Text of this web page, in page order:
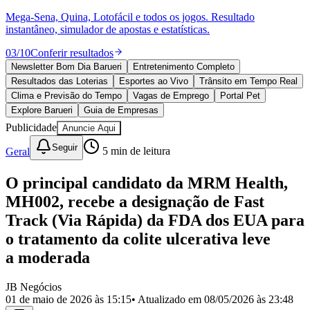
Política
Esportes
Saúde
Segurança
Cultura
Meio Ambiente
Obras
Educação
Bairros de Barueri
Selecione sua regiãoPara notícias da sua região
AldeiaAldeia da SerraAldeia de BarueriAlphavilleBairro
JubranBelvalBethavilleBoa
VistaCalifórniaCarapicuíbaCentroChácaras MarcoCidades da
RegiãoCotiaCruz Preta
MilitarItapevi Jandira
EsperançaJardim Graziela
JulioJardim LíbanoJardim Maria CristinaJardim Maria HelenaJardim
Mega-Sena, Quina, Lotofácil e todos os jogos. Resultado
instantâneo, simulador de apostas e estatísticas.
03/10Conferir resultados
Newsletter Bom Dia Barueri
Entretenimento Completo
Resultados das Loterias
Esportes ao Vivo
Trânsito em Tempo Real
Clima e Previsão do Tempo
Vagas de Emprego
Portal Pet
Explore Barueri
Guia de Empresas
Publicidade Anuncie Aqui
Geral Seguir 5 min de leitura
O principal candidato da MRM Health,
MH002, recebe a designação de Fast
Track (Via Rápida) da FDA dos EUA para
o tratamento da colite ulcerativa leve
a moderada
JB Negócios
01 de maio de 2026 às 15:15• Atualizado em 08/05/2026 às 23:48